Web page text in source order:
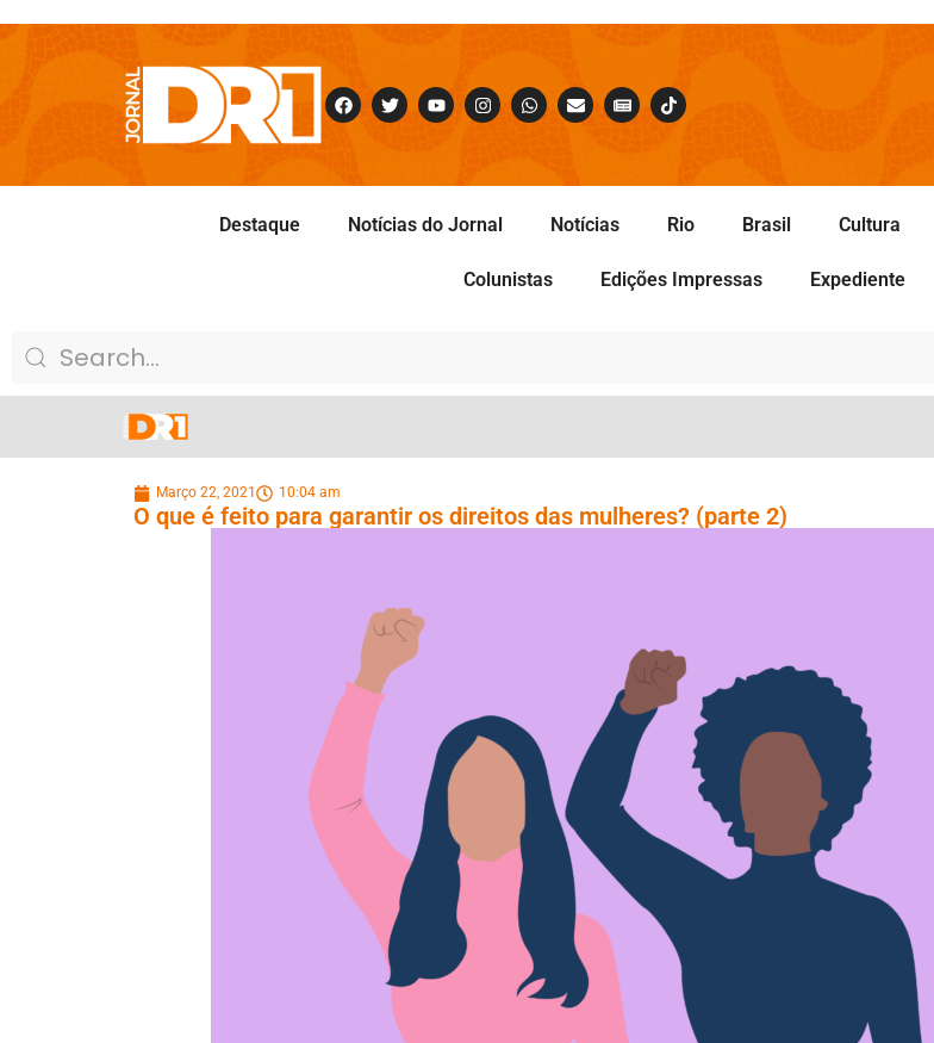
Destaque Notícias do Jornal Notícias Rio Brasil Cultura
Colunistas Edições Impressas Expediente
Março 22, 2021 10:04 am
O que é feito para garantir os direitos das mulheres? (parte 2)